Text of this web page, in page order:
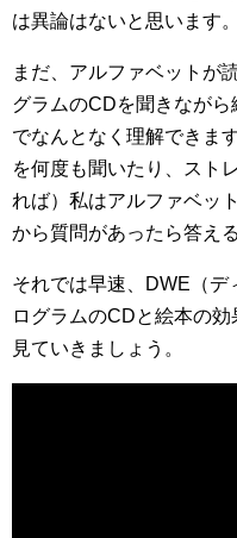
は異論はないと思います。
まだ、アルファベットが
グラムのCDを聞きなが
でなんとなく理解できま
を何度も聞いたり、スト
れば）私はアルファベッ
から質問があったら答え
それでは早速、DWE（
ログラムのCDと絵本の
見ていきましょう。